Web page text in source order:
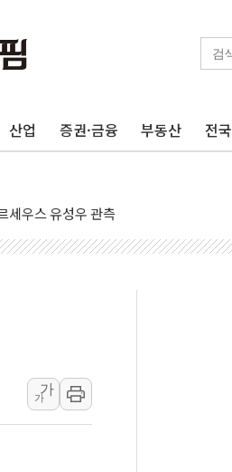
산업 증권·금융 부동산 전국
환영"·野 "졸속 국정"
최대 3.5m 높은 물결
동산 규제 철폐
7명 고립…전원 구조
폭우…호우경보 발효
여부 조사
검토 지시
한 비...가뭄 해소될 듯
기
로 원칙 뒤집는 것"
, 곳곳 소나기
자들 '범죄 사각지대' 우려
가
가